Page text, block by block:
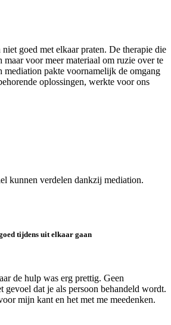
goed met elkaar praten. De therapie die
maar voor meer materiaal om ruzie over te
mediation pakte voornamelijk de omgang
oplossingen, werkte voor ons
kunnen verdelen dankzij mediation.
tijdens uit elkaar gaan
de hulp was erg prettig. Geen
gevoel dat je als persoon behandeld wordt.
mijn kant en het met me meedenken.